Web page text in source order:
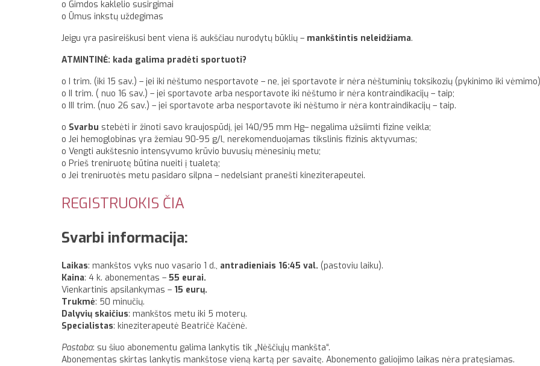
o Gimdos kaklelio susirgimai
o Ūmus inkstų uždegimas
Jeigu yra pasireiškusi bent viena iš aukščiau nurodytų būklių – mankštintis neleidžiama.
ATMINTINĖ: kada galima pradėti sportuoti?
o I trim. (iki 15 sav.) – jei iki nėštumo nesportavote – ne, jei sportavote ir nėra nėštuminių toksikozių (pykinimo iki
o II trim. ( nuo 16 sav.) – jei sportavote arba nesportavote iki nėštumo ir nėra kontraindikacijų – taip;
o III trim. (nuo 26 sav.) – jei sportavote arba nesportavote iki nėštumo ir nėra kontraindikacijų – taip.
o Svarbu stebėti ir žinoti savo kraujospūdį, jei 140/95 mm Hg– negalima užsiimti fizine veikla;
o Jei hemoglobinas yra žemiau 90-95 g/l, nerekomenduojamas tikslinis fizinis aktyvumas;
o Vengti aukštesnio intensyvumo krūvio buvusių mėnesinių metu;
o Prieš treniruotę būtina nueiti į tualetą;
o Jei treniruotės metu pasidaro silpna – nedelsiant pranešti kineziterapeutei.
REGISTRUOKIS ČIA
Svarbi informacija:
Laikas: mankštos vyks nuo vasario 1 d., antradieniais 16:45 val. (pastoviu laiku).
Kaina: 4 k. abonementas – 55 eurai.
Vienkartinis apsilankymas – 15 eurų.
Trukmė: 50 minučių.
Dalyvių skaičius: mankštos metu iki 5 moterų.
Specialistas: kineziterapeutė Beatričė Kačėnė.
Pastaba: su šiuo abonementu galima lankytis tik „Nėščiųjų mankšta“.
Abonementas skirtas lankytis mankštose vieną kartą per savaitę. Abonemento galiojimo laikas nėra pratęsiamas.